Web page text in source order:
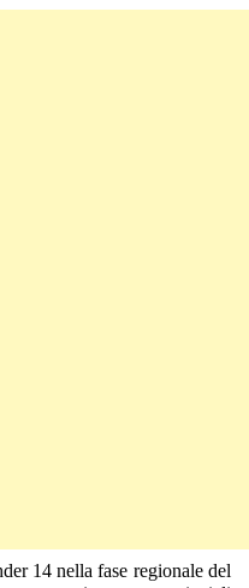
14 nella fase regionale del